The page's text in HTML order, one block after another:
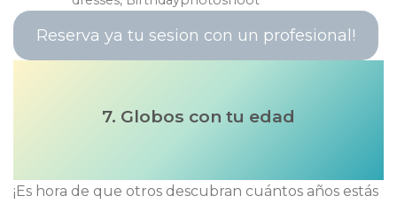
Reserva ya tu sesion con un profesional!
7. Globos con tu edad
¡Es hora de que otros descubran cuántos años estás